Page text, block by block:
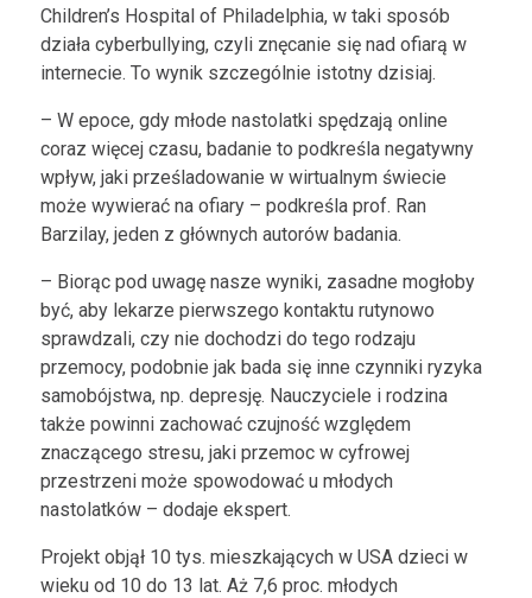
Children’s Hospital of Philadelphia, w taki sposób
działa cyberbullying, czyli znęcanie się nad ofiarą w
internecie. To wynik szczególnie istotny dzisiaj.
– W epoce, gdy młode nastolatki spędzają online
coraz więcej czasu, badanie to podkreśla negatywny
wpływ, jaki prześladowanie w wirtualnym świecie
może wywierać na ofiary – podkreśla prof. Ran
Barzilay, jeden z głównych autorów badania.
– Biorąc pod uwagę nasze wyniki, zasadne mogłoby
być, aby lekarze pierwszego kontaktu rutynowo
sprawdzali, czy nie dochodzi do tego rodzaju
przemocy, podobnie jak bada się inne czynniki ryzyka
samobójstwa, np. depresję. Nauczyciele i rodzina
także powinni zachować czujność względem
znaczącego stresu, jaki przemoc w cyfrowej
przestrzeni może spowodować u młodych
nastolatków – dodaje ekspert.
Projekt objął 10 tys. mieszkających w USA dzieci w
wieku od 10 do 13 lat. Aż 7,6 proc. młodych